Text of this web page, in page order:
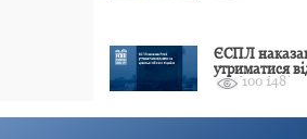
ЄСПЛ наказав
утриматися
цивільні
100 148